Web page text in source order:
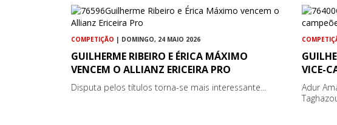
COMPETIÇÃO | DOMINGO, 24 MAIO 2026
GUILHERME RIBEIRO E ÉRICA MÁXIMO
VENCEM O ALLIANZ ERICEIRA PRO
Disputa pelos títulos torna-se mais interessante...
VICE-
Adur